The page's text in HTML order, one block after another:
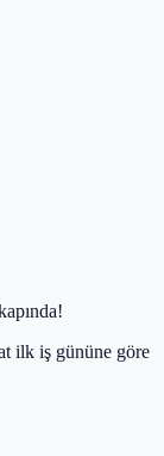
ilk iş gününe göre